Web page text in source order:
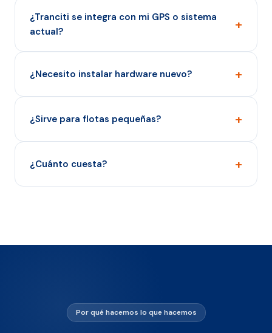
¿Tranciti se integra con mi GPS o sistema
actual?
+
¿Necesito instalar hardware nuevo? +
¿Sirve para flotas pequeñas? +
¿Cuánto cuesta? +
Por qué hacemos lo que hacemos